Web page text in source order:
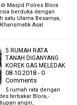
Masjid Polres Blora
berduka dengan
satu Ulama Besarnya,
Asal
5 RUMAH RATA
TANAH DIGANYANG
KOREK GAS MELEDAK
08.10.2018 - 0
Comments
5 rumah rata dengan
terbakar Blora,-
angin,